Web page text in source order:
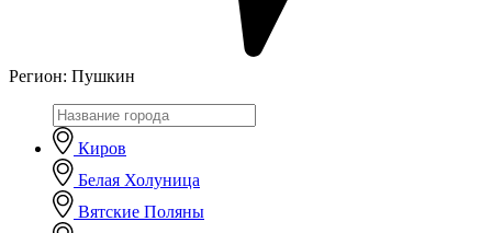
Регион: Пушкин
Киров
Белая Холуница
Вятские Поляны